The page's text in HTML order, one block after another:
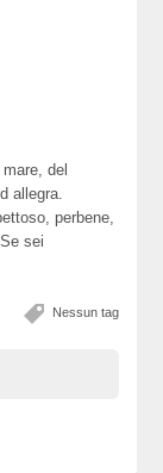
del
allegra.
perbene,
sei
Nessun tag